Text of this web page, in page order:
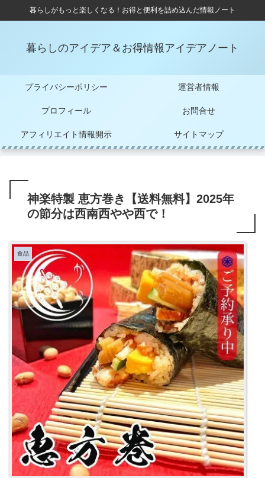
暮らしがもっと楽しくなる！お得と便利を詰め込んだ情報ノート
暮らしのアイデア＆お得情報アイデアノート
プライバシーポリシー 運営者情報
プロフィール お問合せ
アフィリエイト情報開示 サイトマップ
神楽特製 恵方巻き【送料無料】2025年
の節分は西南西やや西で！
食品